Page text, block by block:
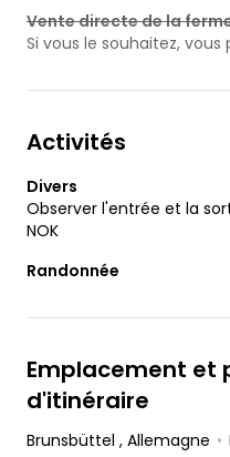
Vente directe de la
Si vous le souhaitez,
Activités
Divers
Observer l'entrée et la
NOK
Randonnée
Emplacement et
d'itinéraire
Brunsbüttel , Allemagne •